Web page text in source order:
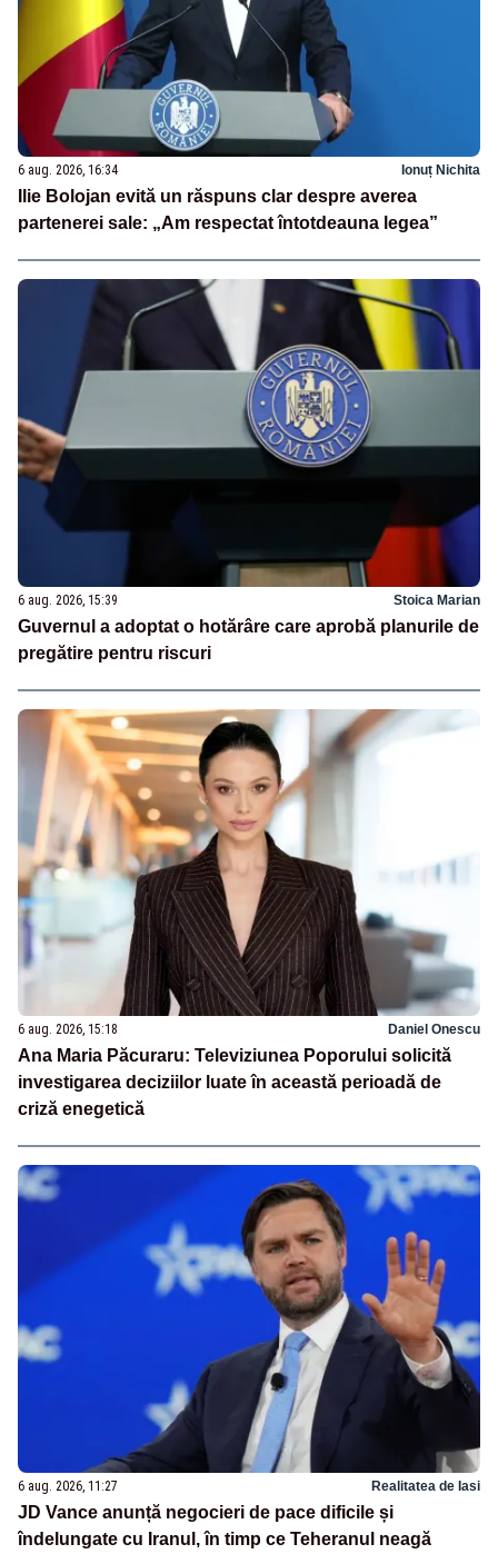
6 aug. 2026, 16:34 Ionuț Nichita
Ilie Bolojan evită un răspuns clar despre averea
partenerei sale: „Am respectat întotdeauna legea”
6 aug. 2026, 15:39 Stoica Marian
Guvernul a adoptat o hotărâre care aprobă planurile de
pregătire pentru riscuri
6 aug. 2026, 15:18 Daniel Onescu
Ana Maria Păcuraru: Televiziunea Poporului solicită
investigarea deciziilor luate în această perioadă de
criză enegetică
6 aug. 2026, 11:27 Realitatea de Iasi
JD Vance anunță negocieri de pace dificile și
îndelungate cu Iranul, în timp ce Teheranul neagă